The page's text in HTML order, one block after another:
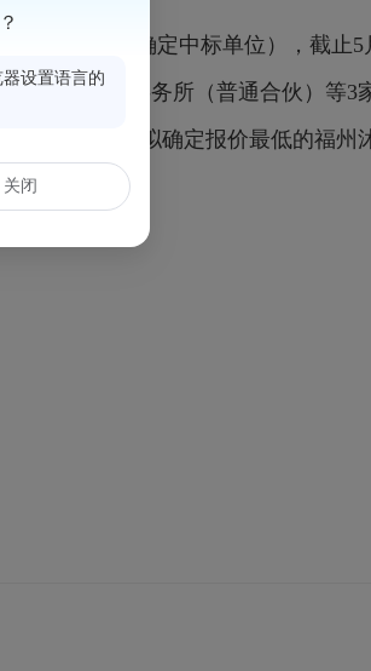
低价中标法确定中标单位），截止5
世途会计师事务所（普通合伙）等3
中标原则，拟确定报价最低的福州
此公告。
设置语言的
关闭